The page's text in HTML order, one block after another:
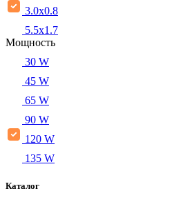
3.0x0.8
5.5х1.7
Мощность
30 W
45 W
65 W
90 W
120 W
135 W
Каталог